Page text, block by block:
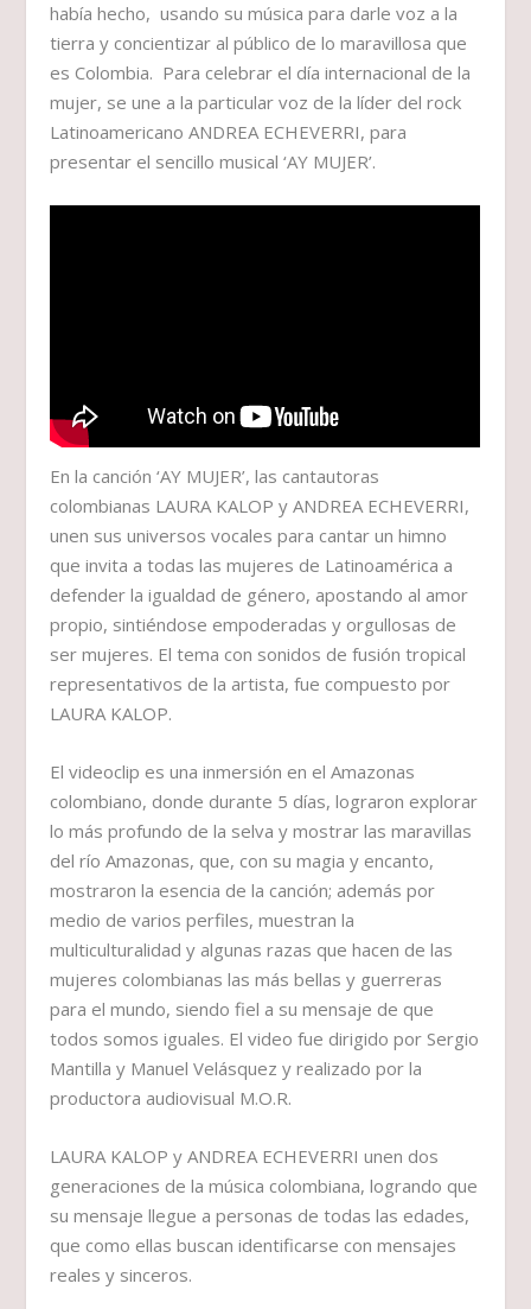
había hecho, usando su música para darle voz a la
tierra y concientizar al público de lo maravillosa que
es Colombia. Para celebrar el día internacional de la
mujer, se une a la particular voz de la líder del rock
Latinoamericano ANDREA ECHEVERRI, para
presentar el sencillo musical ‘AY MUJER’.
En la canción ‘AY MUJER’, las cantautoras
colombianas LAURA KALOP y ANDREA ECHEVERRI,
unen sus universos vocales para cantar un himno
que invita a todas las mujeres de Latinoamérica a
defender la igualdad de género, apostando al amor
propio, sintiéndose empoderadas y orgullosas de
ser mujeres. El tema con sonidos de fusión tropical
representativos de la artista, fue compuesto por
LAURA KALOP.
El videoclip es una inmersión en el Amazonas
colombiano, donde durante 5 días, lograron explorar
lo más profundo de la selva y mostrar las maravillas
del río Amazonas, que, con su magia y encanto,
mostraron la esencia de la canción; además por
medio de varios perfiles, muestran la
multiculturalidad y algunas razas que hacen de las
mujeres colombianas las más bellas y guerreras
para el mundo, siendo fiel a su mensaje de que
todos somos iguales. El video fue dirigido por Sergio
Mantilla y Manuel Velásquez y realizado por la
productora audiovisual M.O.R.
LAURA KALOP y ANDREA ECHEVERRI unen dos
generaciones de la música colombiana, logrando que
su mensaje llegue a personas de todas las edades,
que como ellas buscan identificarse con mensajes
reales y sinceros.